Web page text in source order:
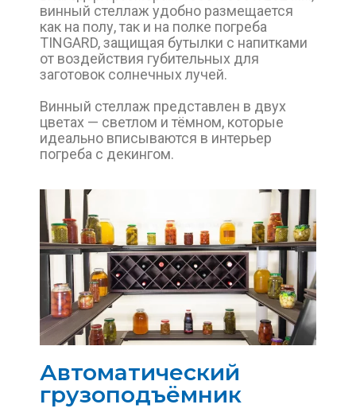
винный стеллаж удобно размещается
как на полу, так и на полке погреба
TINGARD, защищая бутылки с напитками
от воздействия губительных для
заготовок солнечных лучей.
Винный стеллаж представлен в двух
цветах — светлом и тёмном, которые
идеально вписываются в интерьер
погреба с декингом.
Автоматический
грузоподъёмник